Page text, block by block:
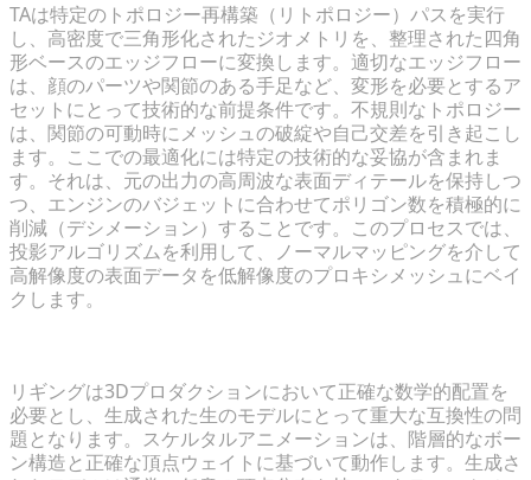
TAは特定のトポロジー再構築（リトポロジー）パスを実行
し、高密度で三角形化されたジオメトリを、整理された四角
形ベースのエッジフローに変換します。適切なエッジフロー
は、顔のパーツや関節のある手足など、変形を必要とするア
セットにとって技術的な前提条件です。不規則なトポロジー
は、関節の可動時にメッシュの破綻や自己交差を引き起こし
ます。ここでの最適化には特定の技術的な妥協が含まれま
す。それは、元の出力の高周波な表面ディテールを保持しつ
つ、エンジンのバジェットに合わせてポリゴン数を積極的に
削減（デシメーション）することです。このプロセスでは、
投影アルゴリズムを利用して、ノーマルマッピングを介して
高解像度の表面データを低解像度のプロキシメッシュにベイ
クします。
リギングは3Dプロダクションにおいて正確な数学的配置を
必要とし、生成された生のモデルにとって重大な互換性の問
題となります。スケルタルアニメーションは、階層的なボー
ン構造と正確な頂点ウェイトに基づいて動作します。生成さ